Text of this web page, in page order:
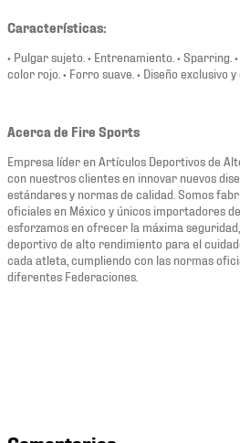
Características:
• Pulgar sujeto. • Entrenamiento. • Sparring.
color rojo. • Forro suave. • Diseño exclusivo y
Acerca de Fire Sports
Empresa líder en Artículos Deportivos de
con nuestros clientes en innovar nuevos
estándares y normas de calidad. Somos
oficiales en México y únicos importadores
esforzamos en ofrecer la máxima
deportivo de alto rendimiento para el
cada atleta, cumpliendo con las normas
diferentes Federaciones.